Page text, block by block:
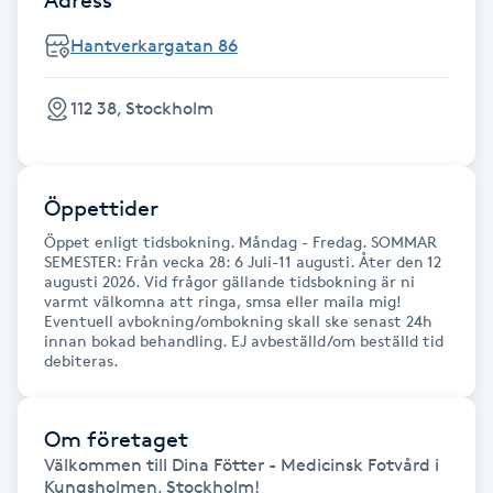
Fotvård
Fransborttagning
Fransfärgning
Fransförlängning
Fransförlängning Megavolym
Fransförlängning Volym
Hantverkargatan 86
112 38, Stockholm
Öppettider
Öppet enligt tidsbokning. Måndag - Fredag. SOMMAR
SEMESTER: Från vecka 28: 6 Juli-11 augusti. Åter den 12
augusti 2026. Vid frågor gällande tidsbokning är ni
varmt välkomna att ringa, smsa eller maila mig!
Eventuell avbokning/ombokning skall ske senast 24h
innan bokad behandling. EJ avbeställd/om beställd tid
debiteras.
Om företaget
Välkommen till Dina Fötter - Medicinsk Fotvård i
Kungsholmen, Stockholm!